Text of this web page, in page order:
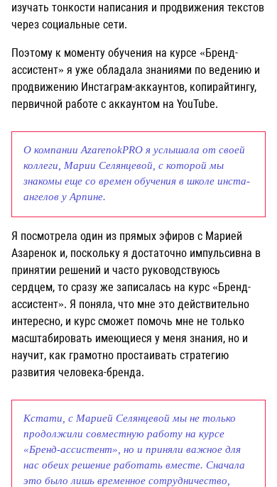
изучать тонкости написания и продвижения текстов
через социальные сети.
Поэтому к моменту обучения на курсе «Бренд-
ассистент» я уже обладала знаниями по ведению и
продвижению Инстаграм-аккаунтов, копирайтингу,
первичной работе с аккаунтом на YouTube.
О компании AzarenokPRO я услышала от своей
коллеги, Марии Селянцевой, с которой мы
знакомы еще со времен обучения в школе инста-
ангелов у Арпине.
Я посмотрела один из прямых эфиров с Марией
Азаренок и, поскольку я достаточно импульсивна в
принятии решений и часто руководствуюсь
сердцем, то сразу же записалась на курс «Бренд-
ассистент». Я поняла, что мне это действительно
интересно, и курс сможет помочь мне не только
масштабировать имеющиеся у меня знания, но и
научит, как грамотно простаивать стратегию
развития человека-бренда.
Кстати, с Марией Селянцевой мы не только
продолжили совместную работу на курсе
«Бренд-ассистент», но и приняли важное для
нас обеих решение работать вместе. Сначала
это было лишь временное сотрудничество,